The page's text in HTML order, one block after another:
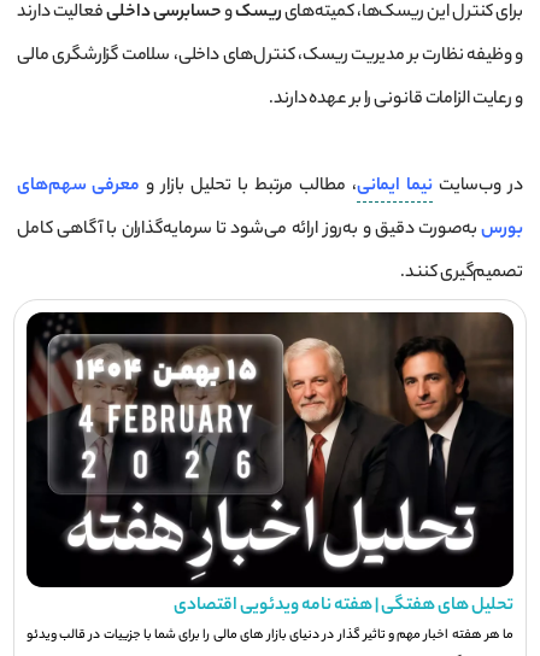
برای کنترل این ریسک‌ها، کمیته‌هایریسکوحسابرسی داخلیفعالیت دارند
و وظیفه نظارت بر مدیریت ریسک، کنترل‌های داخلی، سلامت گزارشگری مالی
و رعایت الزامات قانونی را بر عهده دارند.
در وب‌سایتنیما ایمانی، مطالب مرتبط با تحلیل بازار و معرفی سهم‌های
بورسبه‌صورت دقیق و به‌روز ارائه می‌شود تا سرمایه‌گذاران با آگاهی کامل
تصمیم‌گیری کنند.
تحلیل های هفتگی | هفته نامه ویدئویی اقتصادی
ما هر هفته اخبار مهم و تاثیر گذار در دنیای بازار های مالی را برای شما با جزيیات در قالب ویدئو